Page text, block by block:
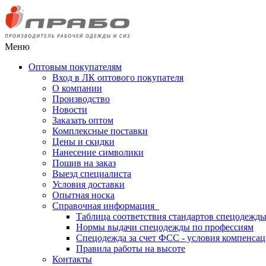
Меню
Оптовым покупателям
Вход в ЛК оптового покупателя
О компании
Производство
Новости
Заказать оптом
Комплексные поставки
Цены и скидки
Нанесение символики
Пошив на заказ
Выезд специалиста
Условия доставки
Опытная носка
Справочная информация
Таблица соответствия стандартов спецодежды
Нормы выдачи спецодежды по профессиям
Спецодежда за счет ФСС - условия
Правила работы на высоте
Контакты